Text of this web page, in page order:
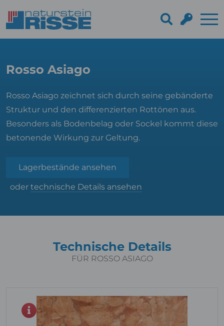
Rosso Asiago
Rosso Asiago zeichnet sich durch seine gebänderte
Struktur und den differenzierten Rottönen aus.
Besonders als Bodenbelag oder Sockel kommt diese
betonende Wirkung zur Geltung.
Lagerbestände ansehen
oder technische Details ansehen
Technische Details
FÜR ROSSO ASIAGO